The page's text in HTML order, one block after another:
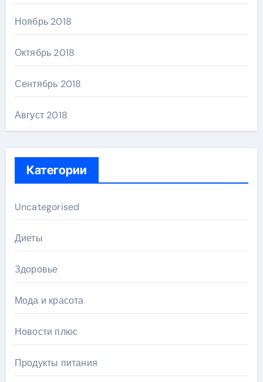
Ноябрь 2018
Октябрь 2018
Сентябрь 2018
Август 2018
Категории
Uncategorised
Диеты
Здоровье
Мода и красота
Новости плюс
Продукты питания